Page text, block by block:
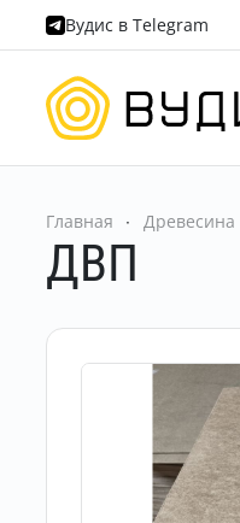
Вудис в Telegram
Главная Древесина
ДВП